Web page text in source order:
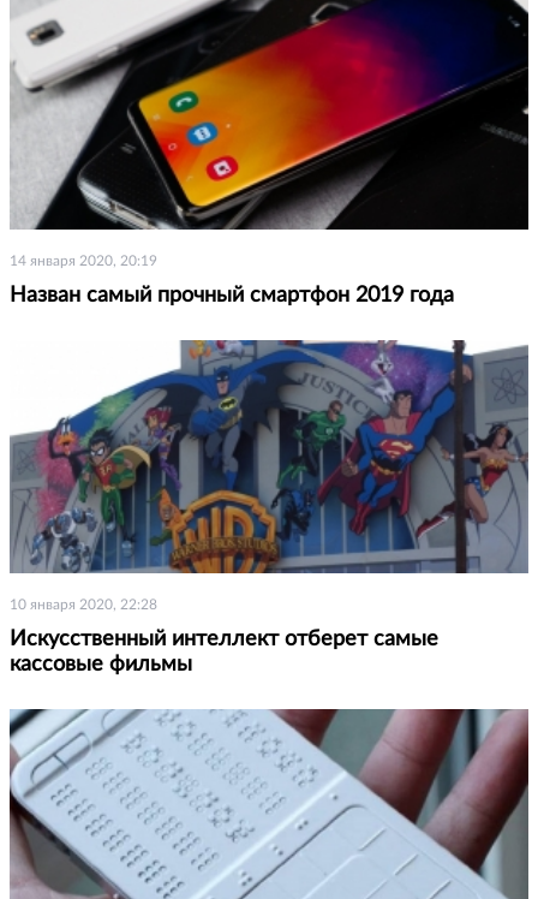
14 января 2020, 20:19
Назван самый прочный смартфон 2019 года
10 января 2020, 22:28
Искусственный интеллект отберет самые
кассовые фильмы